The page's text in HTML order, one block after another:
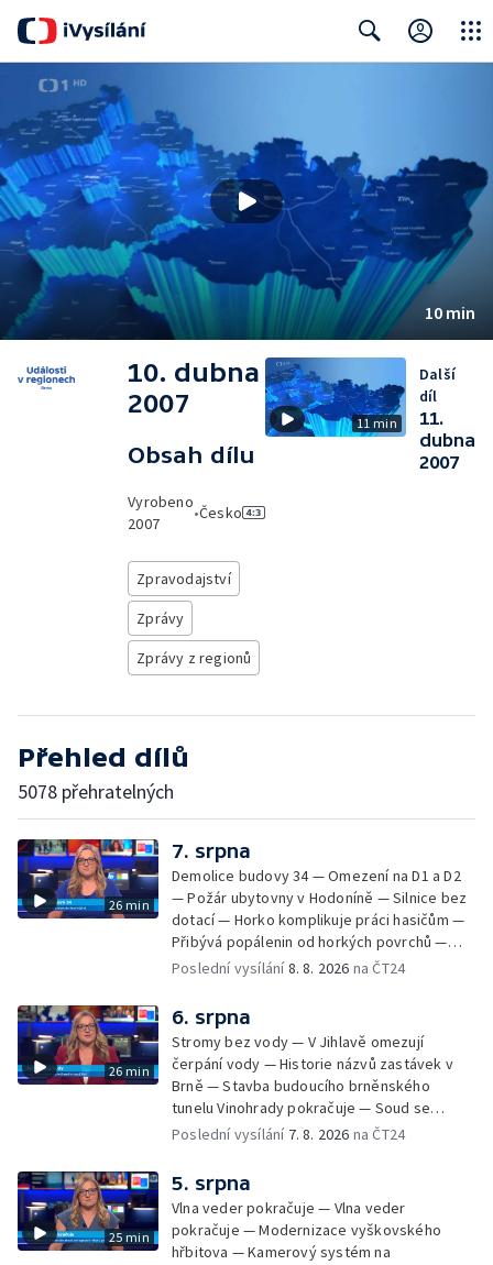
10 min
10. dubna
2007
Obsah dílu
Vyrobeno
2007
•Česko
Zpravodajství
Zprávy
Zprávy z regionů
11 min
Další
díl
11.
dubna
2007
Přehled dílů
5078 přehratelných
26 min
7. srpna
Demolice budovy 34 — Omezení na D1 a D2
— Požár ubytovny v Hodoníně — Silnice bez
dotací — Horko komplikuje práci hasičům —
Přibývá popálenin od horkých povrchů —
Začíná prodej burčáku — Vedra komplikují
Poslední vysílání8. 8. 2026 na ČT24
26 min
6. srpna
Stromy bez vody — V Jihlavě omezují
čerpání vody — Historie názvů zastávek v
Brně — Stavba budoucího brněnského
tunelu Vinohrady pokračuje — Soud se
žhářem zlínského baru — Odložení bourání
Czech Rally Zlín — Začal 7. ročník festivalu
Pop Messe — Přestavba mostu v Hodoníně
— Fenomén památníčků
Poslední vysílání 7. 8. 2026 na ČT24
25 min
5. srpna
Vlna veder pokračuje — Vlna veder
pokračuje — Modernizace vyškovského
hřbitova — Kamerový systém na